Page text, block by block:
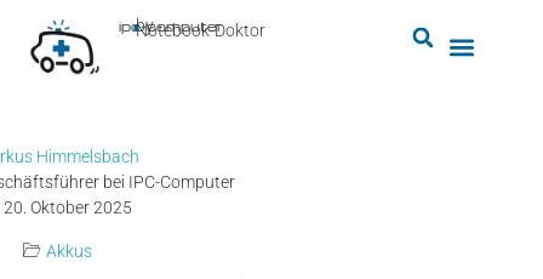
Notebook-Doktor
by
■
ipc-computer
Himmelsbach
bei IPC-Computer
20. Oktober 2025
Akkus